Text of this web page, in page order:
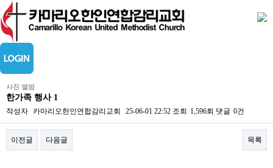
사진 앨범
한가족 행사 1
작성자 카마리오한인연합감리교회 25-06-01 22:52 조회 1,596회 댓글 0건
이전글 다음글 목록